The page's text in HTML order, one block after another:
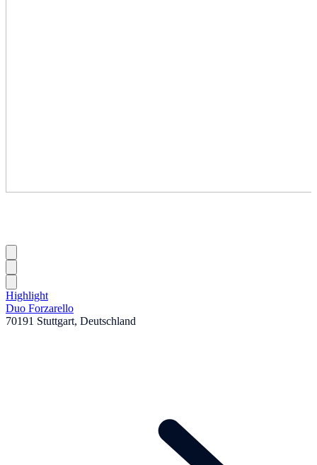
Highlight
Duo Forzarello
70191 Stuttgart, Deutschland